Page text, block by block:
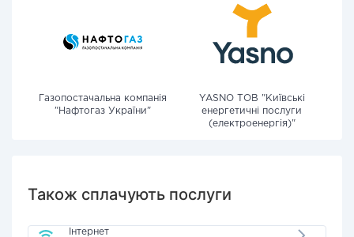
Газопостачальна компанія
"Нафтогаз України"
YASNO ТОВ "Київські
енергетичні послуги
(електроенергія)"
Також сплачують послуги
Інтернет